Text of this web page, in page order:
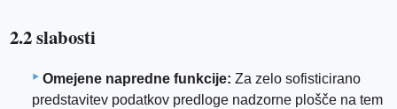
2.2 slabosti
Omejene napredne funkcije: Za zelo sofisticirano
predstavitev podatkov predloge nadzorne plošče na tem